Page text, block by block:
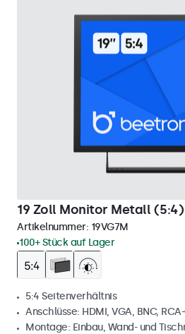
19 Zoll Monitor Metall (5:4)
Artikelnummer: 19VG7M
100+ Stück auf Lager
5:4 Seitenverhältnis
Anschlüsse: HDMI, VGA, BNC,
Montage: Einbau, Wand- und